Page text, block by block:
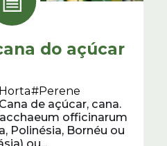
do açúcar
#Perene
de açúcar, cana.
officinarum
Polinésia, Bornéu ou